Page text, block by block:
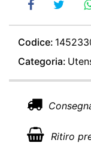
Codice:
Categoria:
Ritiro